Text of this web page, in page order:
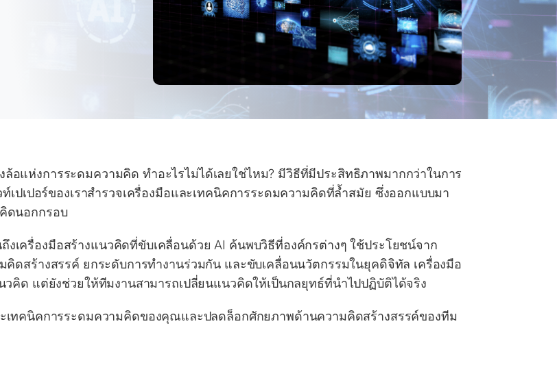
อแห่งการระดมความคิด ทำอะไรไม่ได้เลยใช่ไหม? มีวิธีที่มีประสิทธิภาพมากกว่าในการ
เปเปอร์ของเราสำรวจเครื่องมือและเทคนิคการระดมความคิดที่ล้ำสมัย ซึ่งออกแบบมา
ดนอกกรอบ
เครื่องมือสร้างแนวคิดที่ขับเคลื่อนด้วย AI ค้นพบวิธีที่องค์กรต่างๆ ใช้ประโยชน์จาก
คิดสร้างสรรค์ ยกระดับการทำงานร่วมกัน และขับเคลื่อนนวัตกรรมในยุคดิจิทัล เครื่องมือ
วคิด แต่ยังช่วยให้ทีมงานสามารถเปลี่ยนแนวคิดให้เป็นกลยุทธ์ที่นำไปปฏิบัติได้จริง
เทคนิคการระดมความคิดของคุณและปลดล็อกศักยภาพด้านความคิดสร้างสรรค์ของทีม